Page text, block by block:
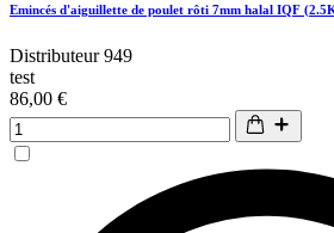
Emincés d'aiguillette de poulet rôti 7mm halal IQF
Distributeur 949
test
86,00 €